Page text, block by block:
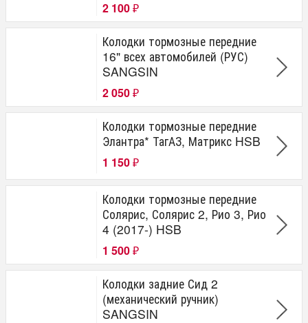
2 100 ₽
Колодки тормозные передние
16" всех автомобилей (РУС)
SANGSIN
2 050 ₽
Колодки тормозные передние
Элантра* ТагАЗ, Матрикс HSB
1 150 ₽
Колодки тормозные передние
Солярис, Солярис 2, Рио 3, Рио
4 (2017-) HSB
1 500 ₽
Колодки задние Сид 2
(механический ручник)
SANGSIN